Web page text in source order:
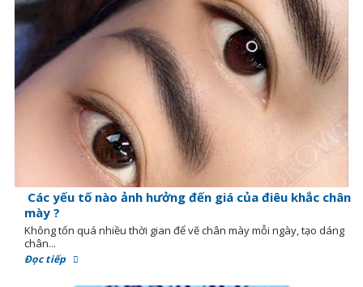
Các yếu tố nào ảnh hưởng đến giá của điêu khắc chân
mày ?
Không tốn quá nhiều thời gian để vẽ chân mày mỗi ngày, tạo dáng
chân...
Đọc tiếp